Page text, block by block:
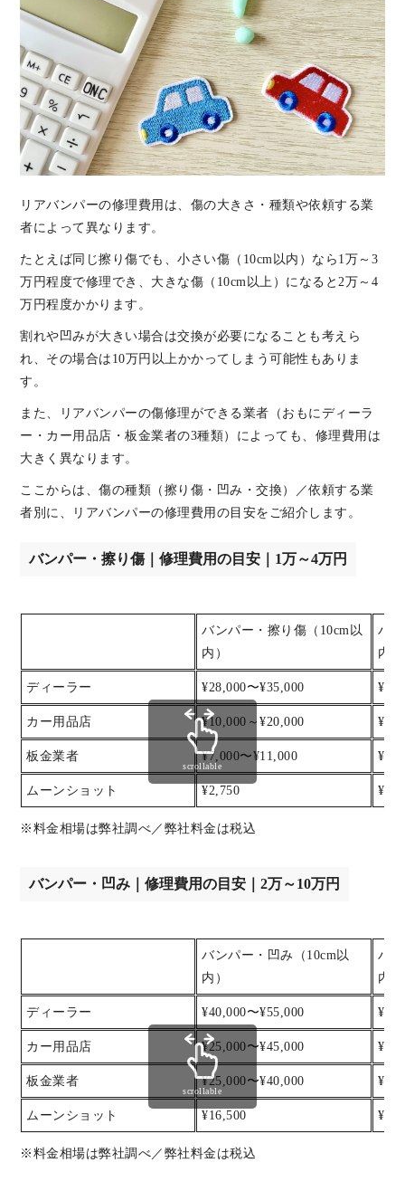
リアバンパーの修理費用は、傷の大きさ・種類や依頼する業
者によって異なります。
たとえば同じ擦り傷でも、小さい傷（10cm以内）なら1万～3
万円程度で修理でき、大きな傷（10cm以上）になると2万～4
万円程度かかります。
割れや凹みが大きい場合は交換が必要になることも考えら
れ、その場合は10万円以上かかってしまう可能性もありま
す。
また、リアバンパーの傷修理ができる業者（おもにディーラ
ー・カー用品店・板金業者の3種類）によっても、修理費用は
大きく異なります。
ここからは、傷の種類（擦り傷・凹み・交換）／依頼する業
者別に、リアバンパーの修理費用の目安をご紹介します。
バンパー・擦り傷｜修理費用の目安｜1万～4万円
バンパー・擦り傷（10cm以
内）
バ
内）
ディーラー ¥28,000〜¥35,000
カー用品店 ¥10,000～¥20,000
板金業者 ¥7,000〜¥11,000
ムーンショット ¥2,750
※料金相場は弊社調べ／弊社料金は税込
scrollable
バンパー・凹み｜修理費用の目安｜2万～10万円
バンパー・凹み（10cm以
内）
バ
内）
ディーラー ¥40,000〜¥55,000
カー用品店 ¥25,000〜¥45,000
板金業者 ¥25,000〜¥40,000
ムーンショット ¥16,500
※料金相場は弊社調べ／弊社料金は税込
scrollable